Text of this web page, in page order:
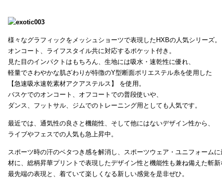
様々なグラフィックをメッシュショーツで表現したHXBの人気シリーズ。
オンコート、ライフスタイル共に対応するポケット付き。
見た目のインパクトはもちろん、生地には吸水・速乾性に優れ、
軽量でさわやかな肌ざわりが特徴のY型断面ポリエステル糸を使用した
【急速吸水速乾素材アクアステルス】 を使用。
バスケでのオンコート、オフコートでの普段使いや、
ダンス、フットサル、ジムでのトレーニング用としても人気です。
最近では、通気性の良さと機能性、そして他にはないデザイン性から、
ライブやフェスでの人気も急上昇中。
スポーツ時の汗のベタつき感を解消し、スポーツウェア・ユニフォーム
材に、総柄昇華プリントで表現したデザイン性と機能性も兼ね備えた斬
最先端の表現と、着ていて楽しくなる新しい感覚を是非ぜひ。